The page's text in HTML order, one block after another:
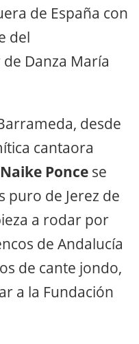
de España con
del
Danza María
desde
cantaora
Naike Ponce se
puro de Jerez de
a rodar por
de Andalucía
de cante jondo,
a la Fundación